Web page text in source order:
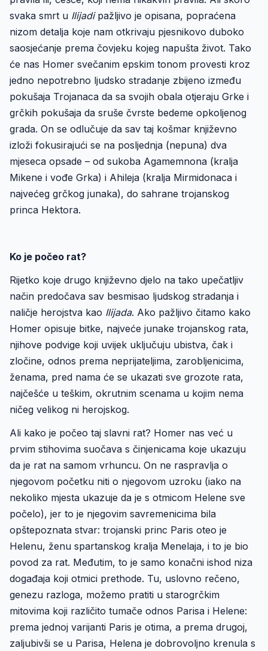
svaka smrt u Ilijadipažljivo je opisana, popraćena
nizom detalja koje nam otkrivaju pjesnikovo duboko
saosjećanje prema čovjeku kojeg napušta život. Tako
će nas Homer svečanim epskim tonom provesti kroz
jedno nepotrebno ljudsko stradanje zbijeno između
pokušaja Trojanaca da sa svojih obala otjeraju Grke i
grčkih pokušaja da sruše čvrste bedeme opkoljenog
grada. On se odlučuje da sav taj košmar književno
izloži fokusirajući se na posljednja (nepuna) dva
mjeseca opsade – od sukoba Agamemnona (kralja
Mikene i vođe Grka) i Ahileja (kralja Mirmidonaca i
najvećeg grčkog junaka), do sahrane trojanskog
princa Hektora.
Ko je počeo rat?
Rijetko koje drugo književno djelo na tako upečatljiv
način predočava sav besmisao ljudskog stradanja i
naličje herojstva kao Ilijada. Ako pažljivo čitamo kako
Homer opisuje bitke, najveće junake trojanskog rata,
njihove podvige koji uvijek uključuju ubistva, čak i
zločine, odnos prema neprijateljima, zarobljenicima,
ženama, pred nama će se ukazati sve grozote rata,
najčešće u teškim, okrutnim scenama u kojim nema
ničeg velikog ni herojskog.
Ali kako je počeo taj slavni rat? Homer nas već u
prvim stihovima suočava s činjenicama koje ukazuju
da je rat na samom vrhuncu. On ne raspravlja o
njegovom početku niti o njegovom uzroku (iako na
nekoliko mjesta ukazuje da je s otmicom Helene sve
počelo), jer to je njegovim savremenicima bila
opštepoznata stvar: trojanski princ Paris oteo je
Helenu, ženu spartanskog kralja Menelaja, i to je bio
povod za rat. Međutim, to je samo konačni ishod niza
događaja koji otmici prethode. Tu, uslovno rečeno,
genezu razloga, možemo pratiti u starogrčkim
mitovima koji različito tumače odnos Parisa i Helene:
prema jednoj varijanti Paris je otima, a prema drugoj,
zaljubivši se u Parisa, Helena je dobrovoljno krenula s